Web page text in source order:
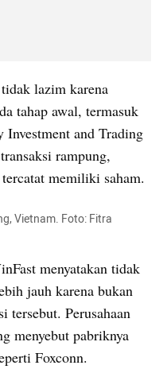
lazim karena
tahap awal, termasuk
Investment and Trading
rampung,
memiliki saham.
Vietnam. Foto: Fitra
menyatakan tidak
jauh karena bukan
tersebut. Perusahaan
menyebut pabriknya
Foxconn.